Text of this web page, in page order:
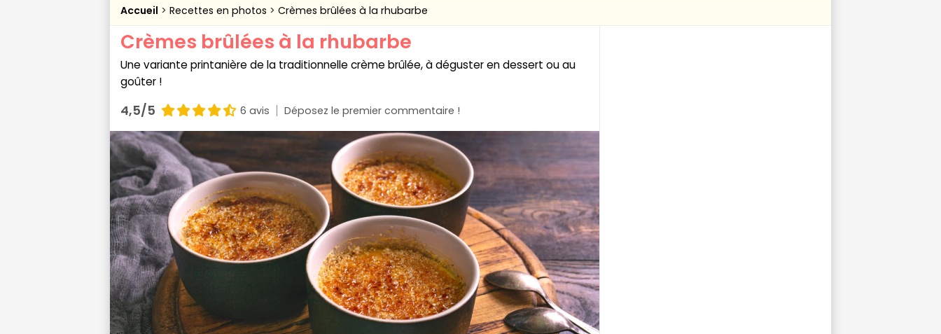
Accueil Recettes en photos Crèmes brûlées à la rhubarbe
Crèmes brûlées à la rhubarbe
Une variante printanière de la traditionnelle crème brûlée, à déguster en dessert ou au
goûter !
4,5/5 6 avis Déposez le premier commentaire !